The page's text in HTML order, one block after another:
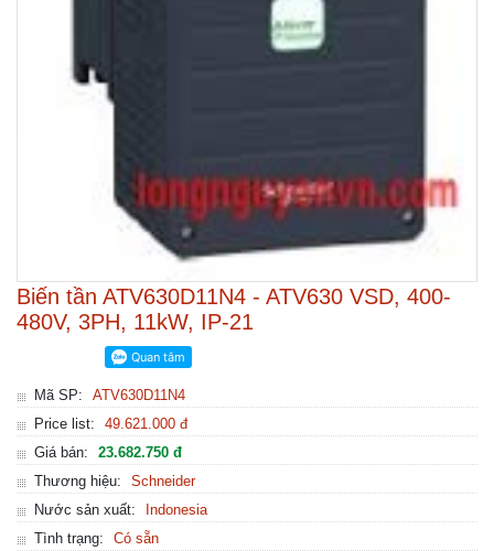
Biến tần ATV630D11N4 - ATV630 VSD, 400-
480V, 3PH, 11kW, IP-21
Mã SP:
ATV630D11N4
Price list:
49.621.000 đ
Giá bán:
23.682.750 đ
Thương hiệu:
Schneider
Nước sản xuất:
Indonesia
Tình trạng:
Có sẵn